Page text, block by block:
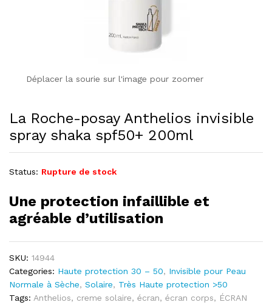
Déplacer la sourie sur l'image pour zoomer
La Roche-posay Anthelios invisible
spray shaka spf50+ 200ml
Status: Rupture de stock
Une protection infaillible et
agréable d’utilisation
SKU: 14944
Categories: Haute protection 30 – 50, Invisible pour Peau
Normale à Sèche, Solaire, Très Haute protection >50
Tags: Anthelios, creme solaire, écran, écran corps, ÉCRAN